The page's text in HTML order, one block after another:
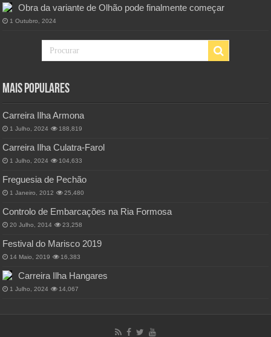
Obra da variante de Olhão pode finalmente começar
1 Outubro, 2024
Mais Populares
Carreira Ilha Armona
1 Julho, 2024 188,819
Carreira Ilha Culatra-Farol
1 Julho, 2024 104,633
Freguesia de Pechão
1 Janeiro, 2012 25,480
Controlo de Embarcações na Ria Formosa
20 Julho, 2014 23,258
Festival do Marisco 2019
14 Maio, 2019 16,383
Carreira Ilha Hangares
1 Julho, 2024 14,067